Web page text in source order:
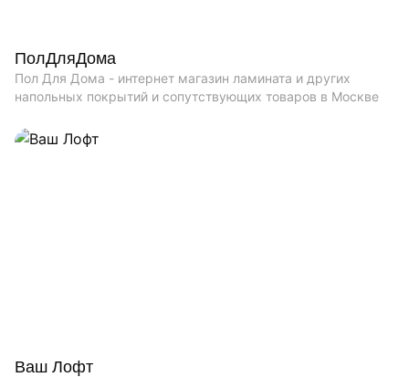
ПолДляДома
Пол Для Дома - интернет магазин ламината и других
напольных покрытий и сопутствующих товаров в Москве
Ваш Лофт